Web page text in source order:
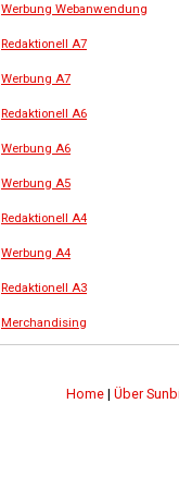
Werbung Webanwendung
Redaktionell A7
Werbung A7
Redaktionell A6
Werbung A6
Werbung A5
Redaktionell A4
Werbung A4
Redaktionell A3
Merchandising
Home | Über